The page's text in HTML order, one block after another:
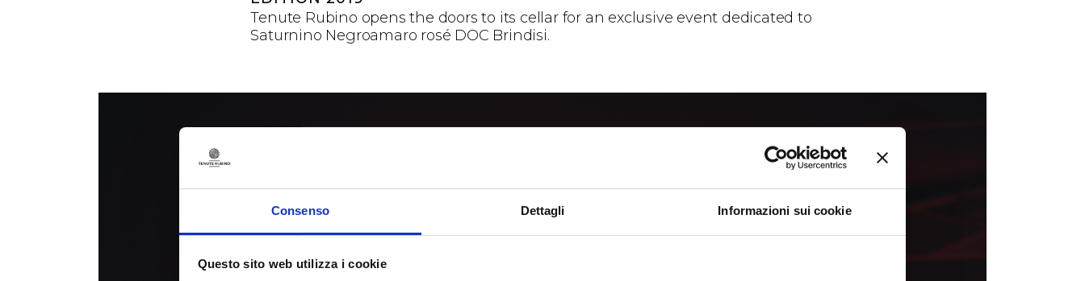
Consenso Dettagli Informazioni sui cookie
Questo sito web utilizza i cookie
Tenute Rubino opens the doors to its cellar for an exclusive event dedicated to
Saturnino Negroamaro rosé DOC Brindisi.